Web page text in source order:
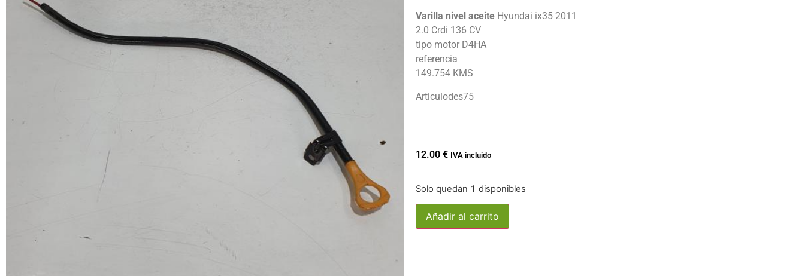
Varilla nivel aceite Hyundai ix35 2011
2.0 Crdi 136 CV
tipo motor D4HA
referencia
149.754 KMS
Articulodes75
12.00 € IVA incluido
Solo quedan 1 disponibles
Añadir al carrito